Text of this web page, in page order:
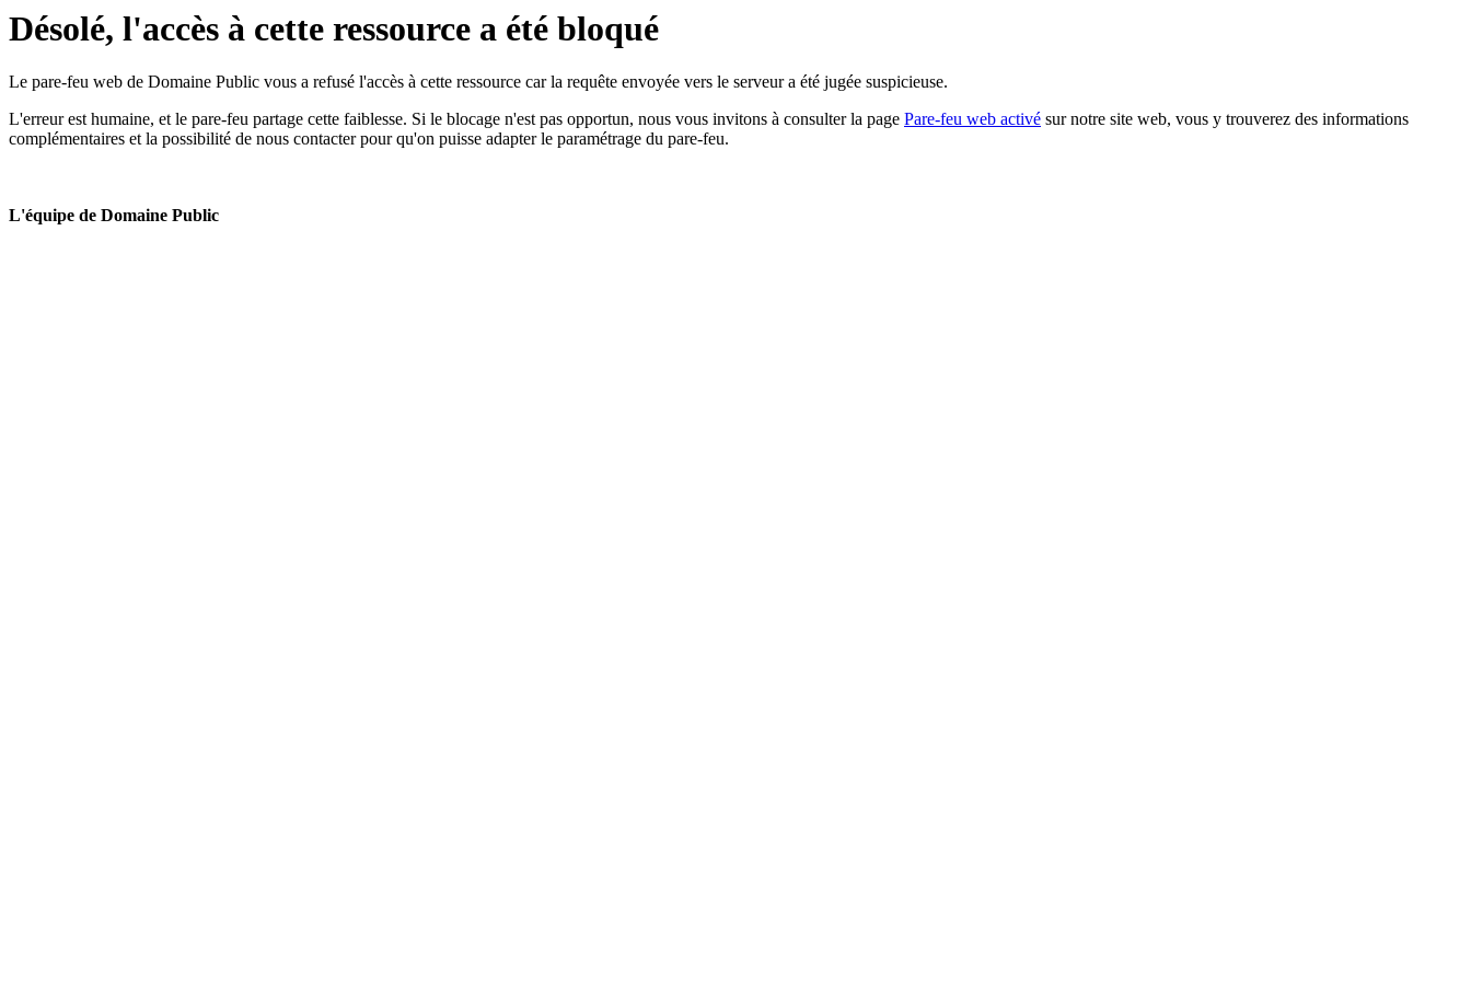
Désolé, l'accès à cette ressource a été bloqué
Le pare-feu web de Domaine Public vous a refusé l'accès à cette ressource car la requête envoyée vers le serveur a été jugée suspicieuse.
L'erreur est humaine, et le pare-feu partage cette faiblesse. Si le blocage n'est pas opportun, nous vous invitons à consulter la page Pare-feu web activé sur notre site web, vous y trouverez des informations
complémentaires et la possibilité de nous contacter pour qu'on puisse adapter le paramétrage du pare-feu.
L'équipe de Domaine Public